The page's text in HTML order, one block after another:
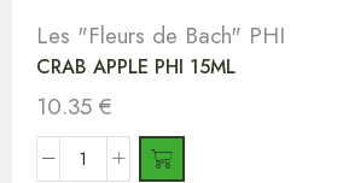
Les "Fleurs de Bach" PHI
CRAB APPLE PHI 15ML
10.35 €